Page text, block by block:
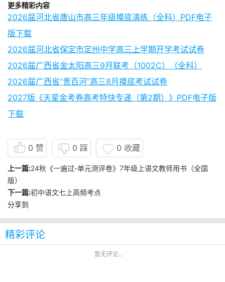
更多精彩内容
2026届河北省唐山市高三年级摸底演练（全科）PDF电子
版下载
2026届河北省保定市定州中学高三上学期开学考试试卷
2026届广西省金太阳高三9月联考（1002C）（全科）
2026届广西省“贵百河”高三8月摸底考试试卷
2027版《天星金考卷高考特快专递（第2期）》PDF电子版
下载
0 赞 0 踩 0 收藏
上一篇:24秋《一遍过-单元测评卷》7年级上语文教师用书（全国
版）
下一篇:初中语文七上高频考点
分享到
精彩评论
暂无评论...